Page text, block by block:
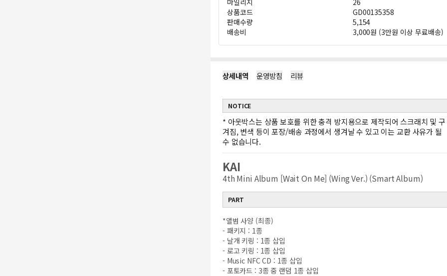
마일리지
26
상품코드
GD00135358
판매수량
5,154
배송비
3,000원 (3만원 이상 무료배송)
상세내역 운영방침 리뷰
NOTICE
* 아웃박스는 상품 보호를 위한 충격 방지용으로 제작되어 스크래치 및 구
겨짐, 변색 등이 포장/배송 과정에서 생겨날 수 있고 이는 교환 사유가 될
수 없습니다.
KAI
4th Mini Album [Wait On Me] (Wing Ver.) (Smart Album)
PART
*앨범 사양 (최종)
- 패키지 : 1종
- 날개 키링 : 1종 삽입
- 로고 키링 : 1종 삽입
- Music NFC CD : 1종 삽입
- 포토카드 : 3종 중 랜덤 1종 삽입